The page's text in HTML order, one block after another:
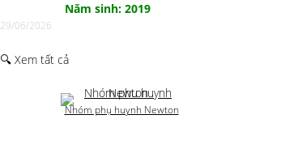
Năm sinh: 2019
29/06/2026
🔍 Xem tất cả
Nhóm phụ huynh Newton